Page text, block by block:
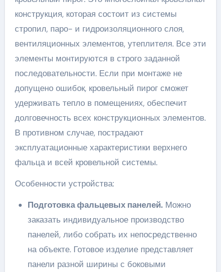
конструкция, которая состоит из системы
стропил, паро- и гидроизоляционного слоя,
вентиляционных элементов, утеплителя. Все эти
элементы монтируются в строго заданной
последовательности. Если при монтаже не
допущено ошибок, кровельный пирог сможет
удерживать тепло в помещениях, обеспечит
долговечность всех конструкционных элементов.
В противном случае, пострадают
эксплуатационные характеристики верхнего
фальца и всей кровельной системы.
Особенности устройства:
Подготовка фальцевых панелей.Можно
заказать индивидуальное производство
панелей, либо собрать их непосредственно
на объекте. Готовое изделие представляет
панели разной ширины с боковыми